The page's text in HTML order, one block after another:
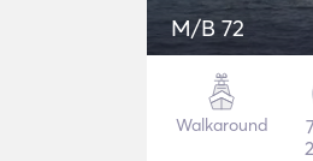
M/B 72
Walkaround